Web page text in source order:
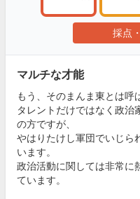
採点
マルチな才能
もう、そのまんま東とは呼
タレントだけではなく政治
の方ですが、
やはりたけし軍団でいじら
います。
政治活動に関しては非常に
ています。